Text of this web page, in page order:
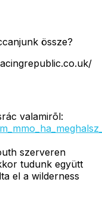
össze?
valamirõl:
szerveren
tudunk együtt
el a wilderness